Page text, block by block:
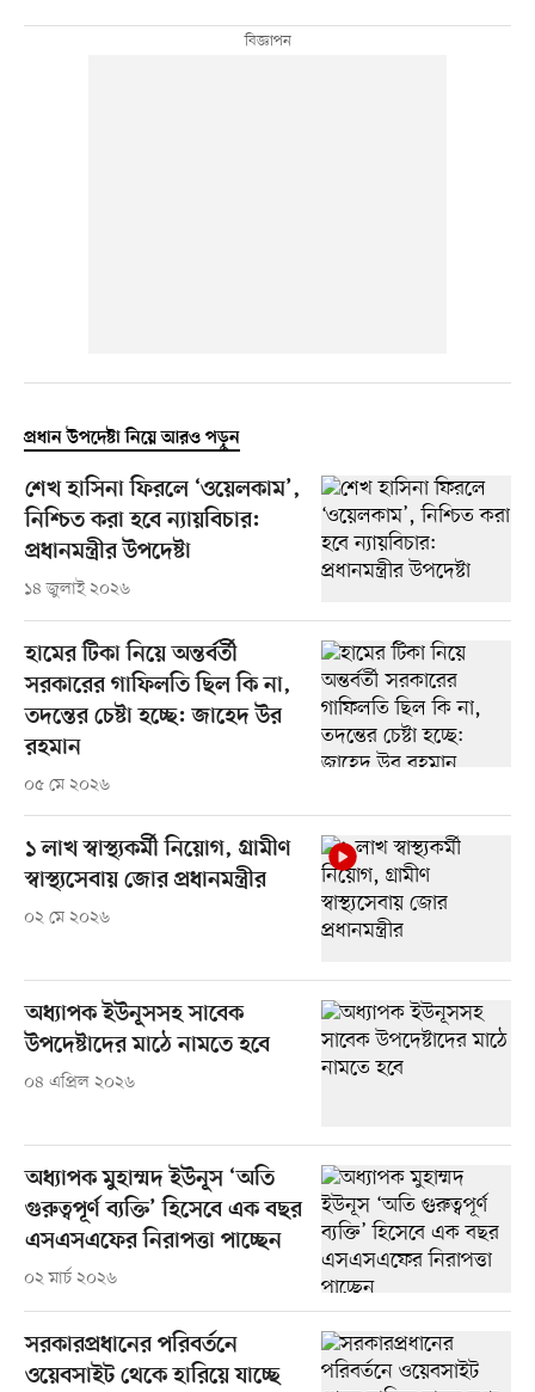
প্রধান উপদেষ্টা নিয়ে আরও পড়ুন
শেখ হাসিনা ফিরলে ‘ওয়েলকাম’,
নিশ্চিত করা হবে ন্যায়বিচার:
প্রধানমন্ত্রীর উপদেষ্টা
১৪ জুলাই ২০২৬
হামের টিকা নিয়ে অন্তর্বর্তী
সরকারের গাফিলতি ছিল কি না,
তদন্তের চেষ্টা হচ্ছে: জাহেদ উর
রহমান
০৫ মে ২০২৬
১ লাখ স্বাস্থ্যকর্মী নিয়োগ, গ্রামীণ
স্বাস্থ্যসেবায় জোর প্রধানমন্ত্রীর
০২ মে ২০২৬
অধ্যাপক ইউনূসসহ সাবেক
উপদেষ্টাদের মাঠে নামতে হবে
০৪ এপ্রিল ২০২৬
অধ্যাপক মুহাম্মদ ইউনূস ‘অতি
গুরুত্বপূর্ণ ব্যক্তি’ হিসেবে এক বছর
এসএসএফের নিরাপত্তা পাচ্ছেন
০২ মার্চ ২০২৬
সরকারপ্রধানের পরিবর্তনে
ওয়েবসাইট থেকে হারিয়ে যাচ্ছে